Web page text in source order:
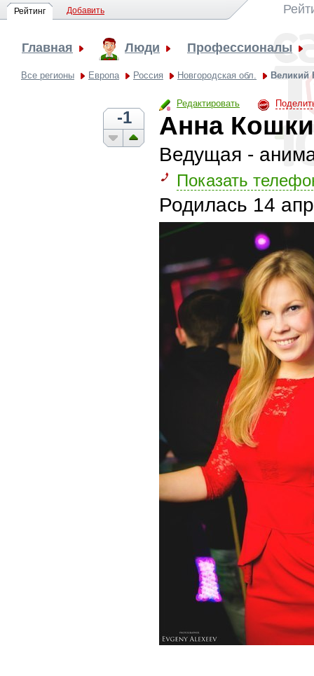
Рейтинг Добавить
Главная Люди Профессионалы
Все регионы Европа Россия Новгородская обл. Великий
Редактировать
-1 Анна
Ведущая -
Показать
Родилась 14